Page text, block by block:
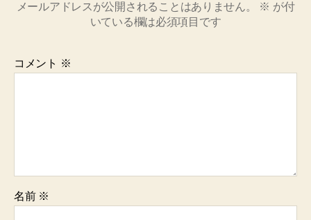
メールアドレスが公開されることはありません。 ※ が付
いている欄は必須項目です
コメント ※
名前 ※